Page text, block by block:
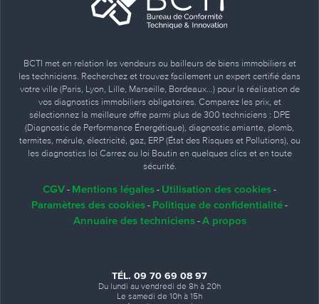
BCTI met en relation les vendeurs ou bailleurs de biens immobiliers et
les techniciens. Recherchez et trouvez facilement un expert certifié dans
votre ville (Paris, Lyon, Lille, Marseille, Bordeaux…) pour la réalisation de
vos diagnostics immobiliers obligatoires. Comparez les prix, et
sélectionnez la meilleure offre parmi plus de 300 techniciens : DPE
(Diagnostic de Performance Énergétique), diagnostic amiante, plomb,
termites, mérule, électricité, gaz, ERP (État des Risques et Pollutions), ou
les diagnostics loi Carrez ou loi Boutin en quelques clics et en toute
sécurité.
CGV - Mentions légales - Utilisation des cookies -
Paramètres des cookies - Politique de confidentialité -
Annuaire des techniciens- A propos
TÉL. 09 70 69 08 97
Du lundi au vendredi de 8h à 20h
Le samedi de 10h à 15h